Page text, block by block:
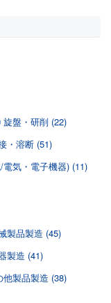
旋盤・研削 (22)
・溶断 (51)
気・電子機器) (11)
製品製造 (45)
製造 (41)
他製品製造 (38)